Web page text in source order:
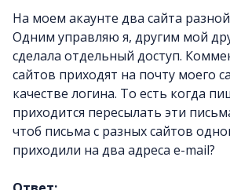
На моем акаунте два сайта
Одним управляю я, другим мой
сделала отдельный доступ.
сайтов приходят на почту моего
качестве логина. То есть когда
приходится пересылать эти
чтоб письма с разных сайтов
приходили на два адреса e-mail?